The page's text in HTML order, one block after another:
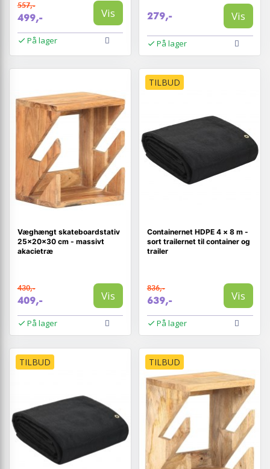
557,-
499,- Vis
På lager
279,- Vis
På lager
Væghængt skateboardstativ
25×20×30 cm - massivt
akacietræ
430,-
409,- Vis
På lager
TILBUD
Containernet HDPE 4 × 8 m -
sort trailernet til container og
trailer
836,-
639,- Vis
På lager
TILBUD TILBUD